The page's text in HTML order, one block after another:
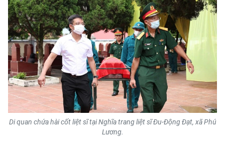
Di quan chứa hài cốt liệt sĩ tại Nghĩa trang liệt sĩ Đu-Động Đạt, xã Phú
Lương.